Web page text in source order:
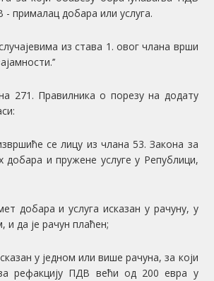
прималац добара или услуга.
из става 1. овог члана врши
271. Правилника о порезу на додату
се лицу из члана 53. Закона за
добара и пружене услуге у Републици,
добара и услуга исказан у рачуну, у
и да је рачун плаћен;
у једном или више рачуна, за који
рефакцију ПДВ већи од 200 евра у